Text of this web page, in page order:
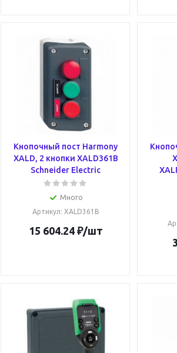
Кнопочный пост Harmony
XALD, 2 кнопки XALD361B
Schneider Electric
Много
Артикул: XALD361B
15 604.24₽/шт